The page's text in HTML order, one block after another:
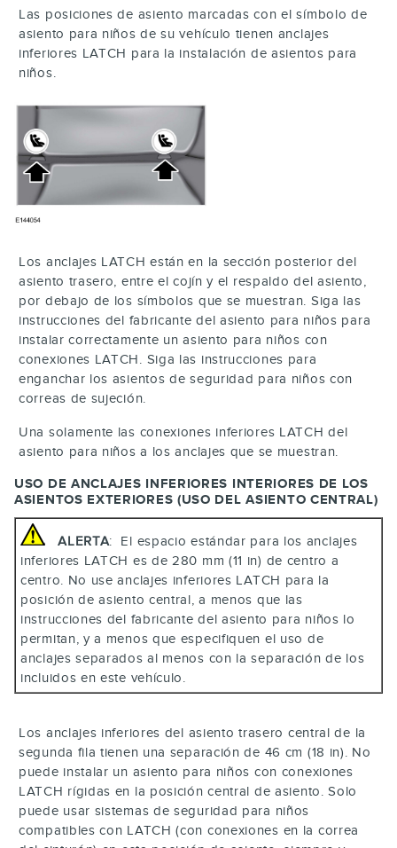
Las posiciones de asiento marcadas con el símbolo de
asiento para niños de su vehículo tienen anclajes
inferiores LATCH para la instalación de asientos para
niños.
Los anclajes LATCH están en la sección posterior del
asiento trasero, entre el cojín y el respaldo del asiento,
por debajo de los símbolos que se muestran. Siga las
instrucciones del fabricante del asiento para niños para
instalar correctamente un asiento para niños con
conexiones LATCH. Siga las instrucciones para
enganchar los asientos de seguridad para niños con
correas de sujeción.
Una solamente las conexiones inferiores LATCH del
asiento para niños a los anclajes que se muestran.
USO DE ANCLAJES INFERIORES INTERIORES DE LOS
ASIENTOS EXTERIORES (USO DEL ASIENTO CENTRAL)
ALERTA: El espacio estándar para los anclajes
inferiores LATCH es de 280 mm (11 in) de centro a
centro. No use anclajes inferiores LATCH para la
posición de asiento central, a menos que las
instrucciones del fabricante del asiento para niños lo
permitan, y a menos que especifiquen el uso de
anclajes separados al menos con la separación de los
incluidos en este vehículo.
Los anclajes inferiores del asiento trasero central de la
segunda fila tienen una separación de 46 cm (18 in). No
puede instalar un asiento para niños con conexiones
LATCH rígidas en la posición central de asiento. Solo
puede usar sistemas de seguridad para niños
compatibles con LATCH (con conexiones en la correa